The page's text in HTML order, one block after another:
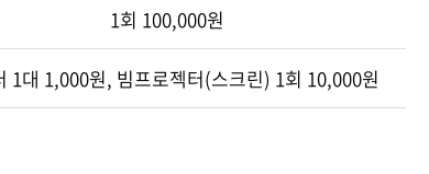
1회 100,000원
1대 1,000원, 빔프로젝터(스크린) 1회 10,000원